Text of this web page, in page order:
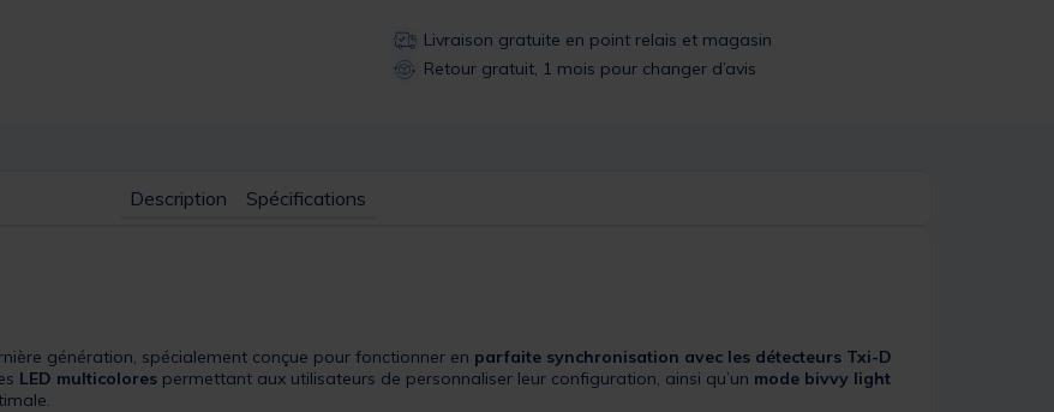
Livraison gratuite en point relais et magasin
Retour gratuit, 1 mois pour changer d’avis
Description Spécifications
génération, spécialement conçue pour fonctionner en parfaite synchronisation avec les détecteurs Txi-D
LED multicolores permettant aux utilisateurs de personnaliser leur configuration, ainsi qu’un mode bivvy light